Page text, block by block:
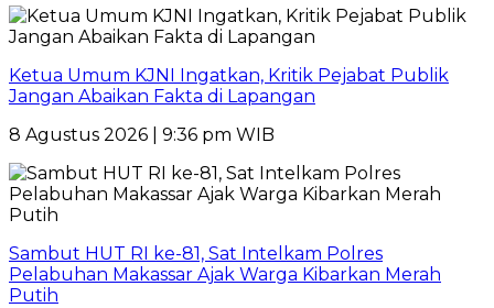
Ketua Umum KJNI Ingatkan, Kritik Pejabat Publik
Jangan Abaikan Fakta di Lapangan
8 Agustus 2026 | 9:36 pm WIB
Sambut HUT RI ke-81, Sat Intelkam Polres
Pelabuhan Makassar Ajak Warga Kibarkan Merah
Putih